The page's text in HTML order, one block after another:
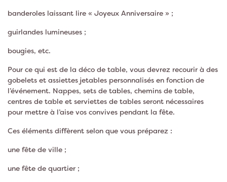
banderoles laissant lire « Joyeux Anniversaire » ;
guirlandes lumineuses ;
bougies, etc.
Pour ce qui est de la déco de table, vous devrez recourir à des
gobelets et assiettes jetables personnalisés en fonction de
l’événement. Nappes, sets de tables, chemins de table,
centres de table et serviettes de tables seront nécessaires
pour mettre à l’aise vos convives pendant la fête.
Ces éléments diffèrent selon que vous préparez :
une fête de ville ;
une fête de quartier ;